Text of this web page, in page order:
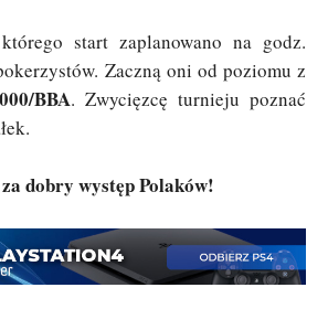
start zaplanowano na godz.
Zaczną oni od poziomu z
BBA. Zwycięzcę turnieju poznać
dobry występ Polaków!